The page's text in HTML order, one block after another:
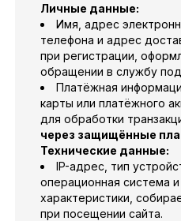
Личные данные:
Имя, адрес
телефона и адрес
при регистрации,
обращении в службу
Платёжная
карты или платёжного
для обработки
через защищённые
Технические данные:
IP-адрес, тип
операционная система
характеристики,
при посещении сайта.